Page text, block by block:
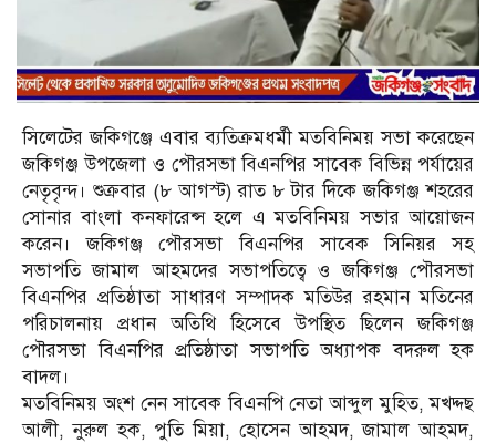
সিলেটের জকিগঞ্জে এবার ব্যতিক্রমধর্মী মতবিনিময় সভা করেছেন
জকিগঞ্জ উপজেলা ও পৌরসভা বিএনপির সাবেক বিভিন্ন পর্যায়ের
নেতৃবৃন্দ। শুক্রবার (৮ আগস্ট) রাত ৮ টার দিকে জকিগঞ্জ শহরের
সোনার বাংলা কনফারেন্স হলে এ মতবিনিময় সভার আয়োজন
করেন। জকিগঞ্জ পৌরসভা বিএনপির সাবেক সিনিয়র সহ
সভাপতি জামাল আহমদের সভাপতিত্বে ও জকিগঞ্জ পৌরসভা
বিএনপির প্রতিষ্ঠাতা সাধারণ সম্পাদক মতিউর রহমান মতিনের
পরিচালনায় প্রধান অতিথি হিসেবে উপস্থিত ছিলেন জকিগঞ্জ
পৌরসভা বিএনপির প্রতিষ্ঠাতা সভাপতি অধ্যাপক বদরুল হক
বাদল।
মতবিনিময় অংশ নেন সাবেক বিএনপি নেতা আব্দুল মুহিত, মখদ্দছ
আলী, নুরুল হক, পুতি মিয়া, হোসেন আহমদ, জামাল আহমদ,